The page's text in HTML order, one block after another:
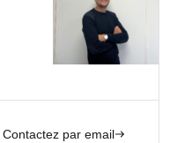
Contactez par email